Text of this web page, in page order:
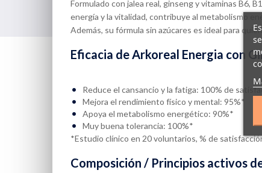
Formulado con jalea real, ginseng y vitaminas B6,
energía y la vitalidad, contribuye al metabolismo
Además, su fórmula sin azúcares es ideal para
Eficacia de Arkoreal Energia con
Reduce el cansancio y la fatiga: 100% de
Mejora el rendimiento físico y mental: 95%*
Apoya el metabolismo energético: 90%*
Muy buena tolerancia: 100%*
*Estudio clínico en 20 voluntarios, % de
Composición / Principios activos